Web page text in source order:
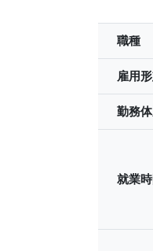
職種
雇用
勤務
就業